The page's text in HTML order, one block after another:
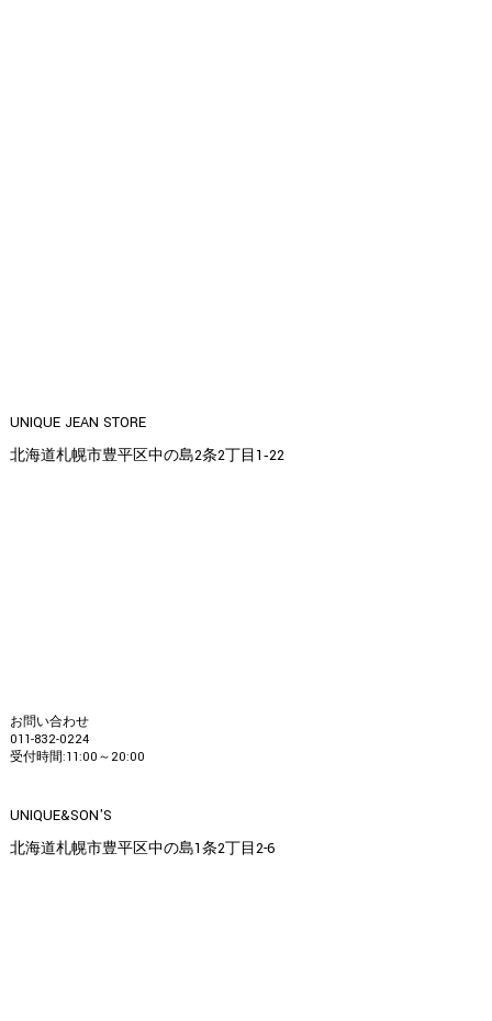
UNIQUE JEAN STORE
北海道札幌市豊平区中の島2条2丁目1‐22
お問い合わせ
011-832-0224
受付時間:11:00～20:00
UNIQUE&SON'S
北海道札幌市豊平区中の島1条2丁目2-6